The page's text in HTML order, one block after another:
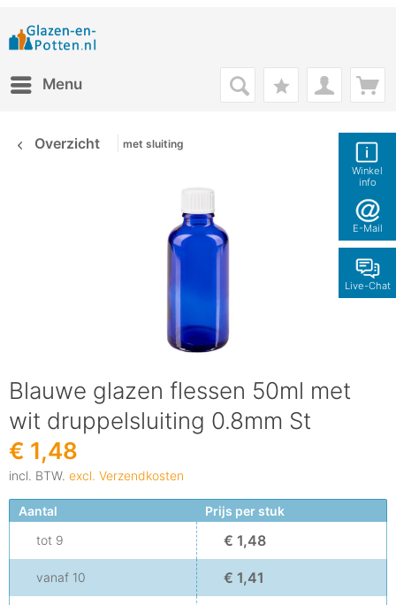
Winkel
info
E-Mail
Live-Chat
Menu
Overzicht met sluiting
Blauwe glazen flessen 50ml met
wit druppelsluiting 0.8mm St
€ 1,48
incl. BTW. excl. Verzendkosten
Aantal
Prijs per stuk
tot 9 € 1,48
vanaf 10 € 1,41